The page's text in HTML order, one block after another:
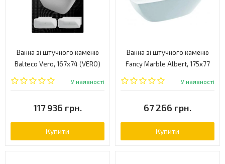
Ванна зі штучного каменю
Balteco Vero, 167х74 (VERO)
У наявності
117 936 грн.
Купити
Ванна зі штучного каменю
Fancy Marble Albert, 175x77
(10175001)
У наявності
67 266 грн.
Купити